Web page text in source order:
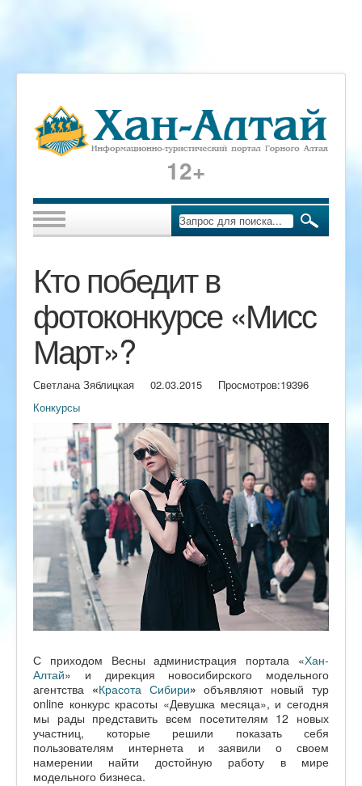
12+
Кто победит в
фотоконкурсе «Мисс
Март»?
Светлана Зяблицкая 02.03.2015 Просмотров:19396
Конкурсы
С приходом Весны администрация портала «Хан-
Алтай» и дирекция новосибирского модельного
агентства «Красота Сибири» объявляют новый тур
online конкурс красоты «Девушка месяца», и сегодня
мы рады представить всем посетителям 12 новых
участниц, которые решили показать себя
пользователям интернета и заявили о своем
намерении найти достойную работу в мире
модельного бизнеса.